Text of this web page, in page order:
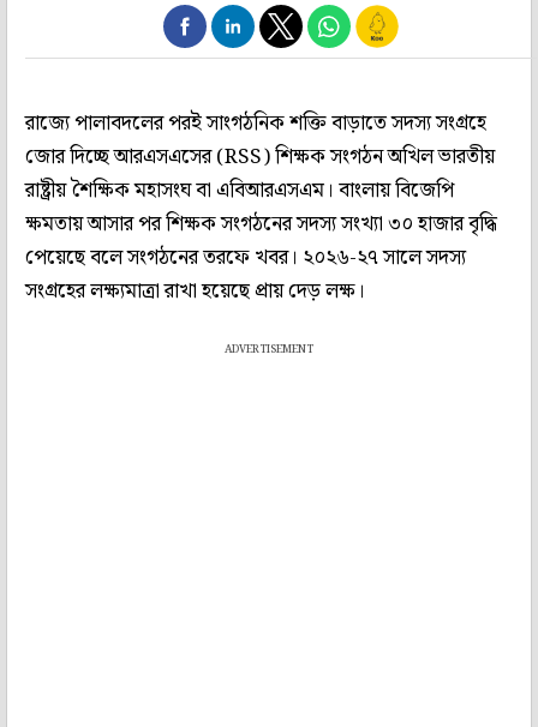
রাজ্যে পালাবদলের পরই সাংগঠনিক শক্তি বাড়াতে সদস্য সংগ্রহে
জোর দিচ্ছে আরএসএসের (RSS) শিক্ষক সংগঠন অখিল ভারতীয়
রাষ্ট্রীয় শৈক্ষিক মহাসংঘ বা এবিআরএসএম। বাংলায় বিজেপি
ক্ষমতায় আসার পর শিক্ষক সংগঠনের সদস্য সংখ্যা ৩০ হাজার বৃদ্ধি
পেয়েছে বলে সংগঠনের তরফে খবর। ২০২৬-২৭ সালে সদস্য
সংগ্রহের লক্ষ্যমাত্রা রাখা হয়েছে প্রায় দেড় লক্ষ।
ADVERTISEMENT